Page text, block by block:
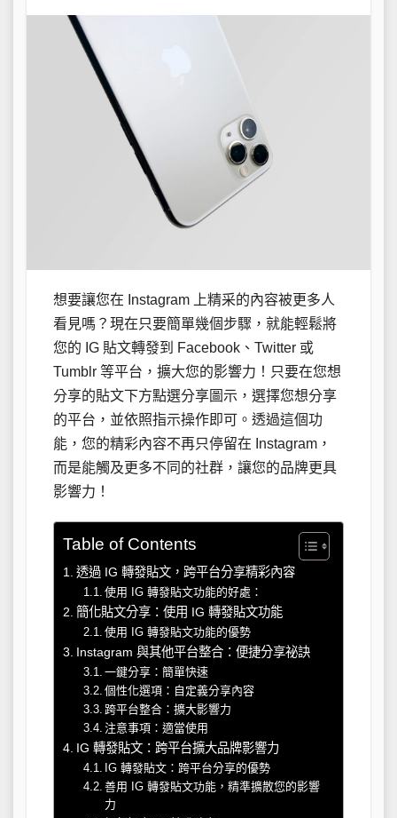
想要讓您在 Instagram 上精采的內容被更多人
看見嗎？現在只要簡單幾個步驟，就能輕鬆將
您的 IG 貼文轉發到 Facebook、Twitter 或
Tumblr 等平台，擴大您的影響力！只要在您想
分享的貼文下方點選分享圖示，選擇您想分享
的平台，並依照指示操作即可。透過這個功
能，您的精彩內容不再只停留在 Instagram，
而是能觸及更多不同的社群，讓您的品牌更具
影響力！
Table of Contents
透過 IG 轉發貼文，跨平台分享精彩內容
使用 IG 轉發貼文功能的好處：
簡化貼文分享：使用 IG 轉發貼文功能
使用 IG 轉發貼文功能的優勢
Instagram 與其他平台整合：便捷分享祕訣
一鍵分享：簡單快速
個性化選項：自定義分享內容
跨平台整合：擴大影響力
注意事項：適當使用
IG 轉發貼文：跨平台擴大品牌影響力
IG 轉發貼文：跨平台分享的優勢
善用 IG 轉發貼文功能，精準擴散您的影響
力